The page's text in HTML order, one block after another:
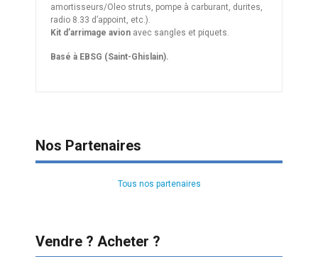
amortisseurs/Oleo struts, pompe à carburant, durites,
radio 8.33 d’appoint, etc.).
Kit d’arrimage avion avec sangles et piquets.
Basé à EBSG (Saint-Ghislain).
Nos Partenaires
Tous nos partenaires
Vendre ? Acheter ?